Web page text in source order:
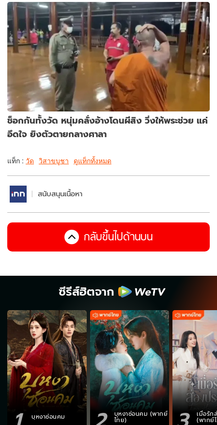
ช็อกกันทั้งวัด หนุ่มคลั่งอ้างโดนผีสิง วิ่งให้พระช่วย แค่
อึดใจ ยิงตัวตายกลางศาลา
แท็ก : วัด วิสาขบูชา ดูแท็กทั้งหมด
สนับสนุนเนื้อหา
กลับขึ้นไปด้านบน
ซีรีส์ฮิตจาก
บุหงาซ่อนคม บุหงาซ่อนคม (พากย์
ไทย)
เมื่อรัก
(พากย์